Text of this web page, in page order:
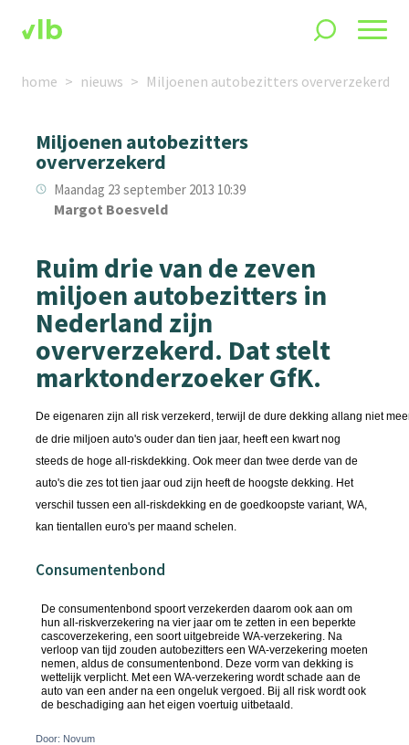
home nieuws Miljoenen autobezitters oververzekerd
Miljoenen autobezitters
oververzekerd
Maandag 23 september 2013 10:39
Margot Boesveld
Ruim drie van de zeven
miljoen autobezitters in
Nederland zijn
oververzekerd. Dat stelt
marktonderzoeker GfK.
De eigenaren zijn all risk verzekerd, terwijl de dure dekking allang niet
de drie miljoen auto's ouder dan tien jaar, heeft een kwart nog
steeds de hoge all-riskdekking. Ook meer dan twee derde van de
auto's die zes tot tien jaar oud zijn heeft de hoogste dekking. Het
verschil tussen een all-riskdekking en de goedkoopste variant, WA,
kan tientallen euro's per maand schelen.
Consumentenbond
De consumentenbond spoort verzekerden daarom ook aan om
hun all-riskverzekering na vier jaar om te zetten in een beperkte
cascoverzekering, een soort uitgebreide WA-verzekering. Na
verloop van tijd zouden autobezitters een WA-verzekering moeten
nemen, aldus de consumentenbond. Deze vorm van dekking is
wettelijk verplicht. Met een WA-verzekering wordt schade aan de
auto van een ander na een ongeluk vergoed. Bij all risk wordt ook
de beschadiging aan het eigen voertuig uitbetaald.
Door: Novum